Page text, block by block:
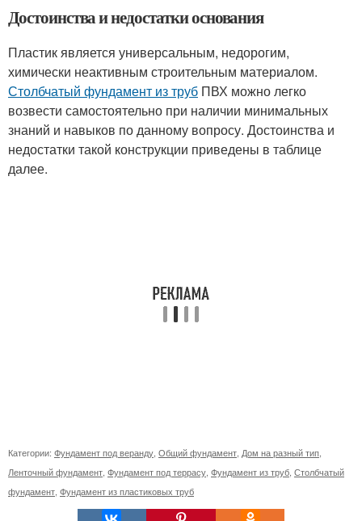
Достоинства и недостатки основания
Пластик является универсальным, недорогим,
химически неактивным строительным материалом.
Столбчатый фундамент из труб ПВХ можно легко
возвести самостоятельно при наличии минимальных
знаний и навыков по данному вопросу. Достоинства и
недостатки такой конструкции приведены в таблице
далее.
Категории: Фундамент под веранду Общий фундамент Дом на разный тип
Ленточный фундамент Фундамент под террасу Фундамент из труб Столбчатый
фундамент Фундамент из пластиковых труб